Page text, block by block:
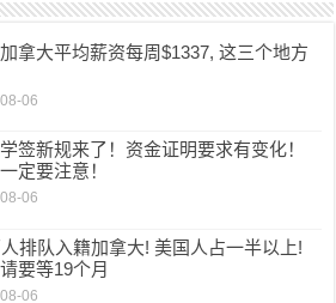
拿大平均薪资每周$1337, 这三个地方
06
签新规来了！资金证明要求有变化！
定要注意！
06
排队入籍加拿大! 美国人占一半以上!
要等19个月
06